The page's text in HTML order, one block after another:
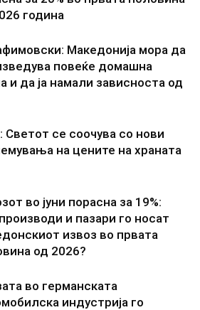
година
Македонија мора да
повеќе домашна
и да ја намали зависноста од
се соочува со нови
на цените на храната
во јуни порасна за 19%:
и пазари го носат
извоз во првата
од 2026?
во германската
индустрија го